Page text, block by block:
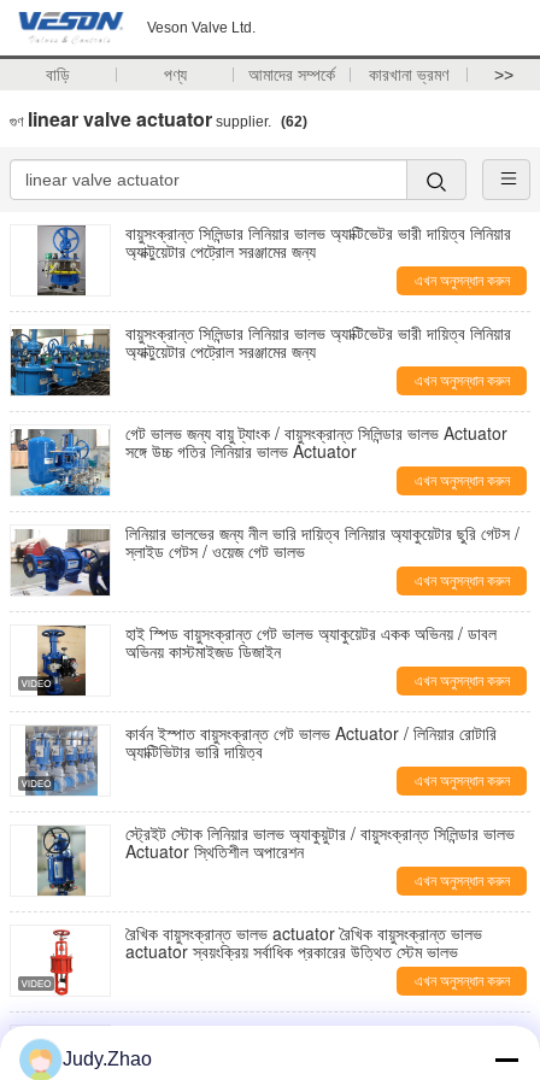
Veson Valve Ltd.
বাড়ি পণ্য আমাদের সম্পর্কে কারখানা ভ্রমণ >>
গুণ linear valve actuator supplier. (62)
বায়ুসংক্রান্ত সিলিন্ডার লিনিয়ার ভালভ অ্যাক্টিভেটর ভারী দায়িত্ব লিনিয়ার
অ্যাক্টুয়েটার পেট্রোল সরঞ্জামের জন্য
এখন অনুসন্ধান করুন
বায়ুসংক্রান্ত সিলিন্ডার লিনিয়ার ভালভ অ্যাক্টিভেটর ভারী দায়িত্ব লিনিয়ার
অ্যাক্টুয়েটার পেট্রোল সরঞ্জামের জন্য
এখন অনুসন্ধান করুন
গেট ভালভ জন্য বায়ু ট্যাংক / বায়ুসংক্রান্ত সিলিন্ডার ভালভ Actuator
সঙ্গে উচ্চ গতির লিনিয়ার ভালভ Actuator
এখন অনুসন্ধান করুন
লিনিয়ার ভালভের জন্য নীল ভারি দায়িত্ব লিনিয়ার অ্যাকুয়েটার ছুরি গেটস /
স্লাইড গেটস / ওয়েজ গেট ভালভ
এখন অনুসন্ধান করুন
হাই স্পিড বায়ুসংক্রান্ত গেট ভালভ অ্যাকুয়েটর একক অভিনয় / ডাবল
অভিনয় কাস্টমাইজড ডিজাইন
এখন অনুসন্ধান করুন
কার্বন ইস্পাত বায়ুসংক্রান্ত গেট ভালভ Actuator / লিনিয়ার রোটারি
অ্যাক্টিভিটার ভারি দায়িত্ব
এখন অনুসন্ধান করুন
স্ট্রেইট স্টোক লিনিয়ার ভালভ অ্যাকুয়ুটার / বায়ুসংক্রান্ত সিলিন্ডার ভালভ
Actuator স্থিতিশীল অপারেশন
এখন অনুসন্ধান করুন
রৈখিক বায়ুসংক্রান্ত ভালভ actuator রৈখিক বায়ুসংক্রান্ত ভালভ
actuator স্বয়ংক্রিয় সর্বাধিক প্রকারের উত্থিত স্টেম ভালভ
এখন অনুসন্ধান করুন
রৈখিক বায়ুসংক্রান্ত ভালভ actuator স্বয়ংক্রিয় সর্বাধিক ধরনের উত্থান
স্টেম ভালভ
Judy.Zhao